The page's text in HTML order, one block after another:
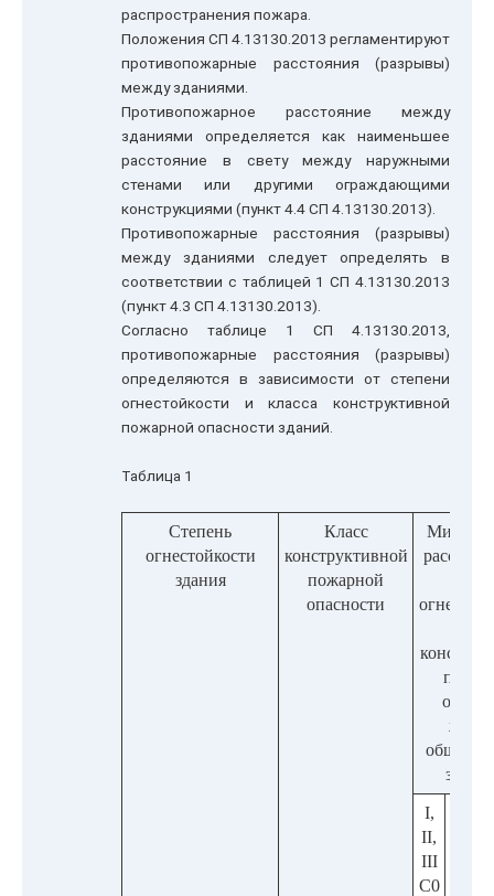
распространения пожара.
Положения СП 4.13130.2013 регламентируют
противопожарные расстояния (разрывы)
между зданиями.
Противопожарное расстояние между
зданиями определяется как наименьшее
расстояние в свету между наружными
стенами или другими ограждающими
конструкциями (пункт 4.4 СП 4.13130.2013).
Противопожарные расстояния (разрывы)
между зданиями следует определять в
соответствии с таблицей 1 СП 4.13130.2013
(пункт 4.3 СП 4.13130.2013).
Согласно таблице 1 СП 4.13130.2013,
противопожарные расстояния (разрывы)
определяются в зависимости от степени
огнестойкости и класса конструктивной
пожарной опасности зданий.
Таблица 1
Степень
огнестойкости
здания
Класс
конструктивной
пожарной
опасности
I,
II,
III
С0